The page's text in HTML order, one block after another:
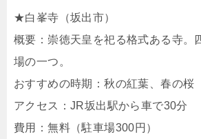
★白峯寺（坂出市）
概要：崇徳天皇を祀る格式ある寺。
場の一つ。
おすすめの時期：秋の紅葉、春の桜
アクセス：JR坂出駅から車で30分
費用：無料（駐車場300円）